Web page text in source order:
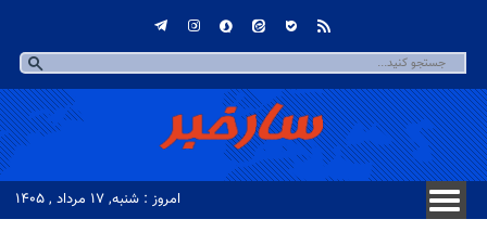
امروز : شنبه, ۱۷ مرداد , ۱۴۰۵